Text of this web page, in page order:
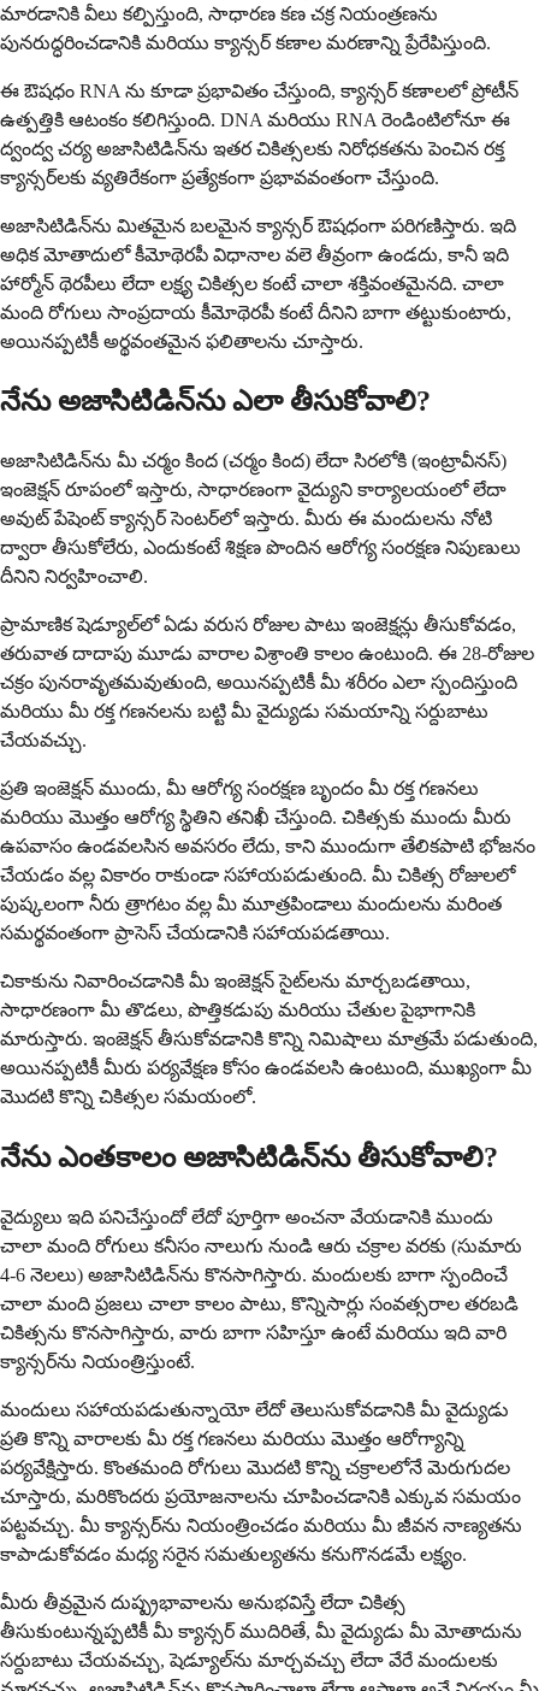
మారడానికి వీలు కల్పిస్తుంది, సాధారణ కణ చక్ర నియంత్రణను
పునరుద్ధరించడానికి మరియు క్యాన్సర్ కణాల మరణాన్ని ప్రేరేపిస్తుంది.
ఈ ఔషధం RNA ను కూడా ప్రభావితం చేస్తుంది, క్యాన్సర్ కణాలలో ప్రోటీన్
ఉత్పత్తికి ఆటంకం కలిగిస్తుంది. DNA మరియు RNA రెండింటిలోనూ ఈ
ద్వంద్వ చర్య అజాసిటిడిన్‌ను ఇతర చికిత్సలకు నిరోధకతను పెంచిన రక్త
క్యాన్సర్‌లకు వ్యతిరేకంగా ప్రత్యేకంగా ప్రభావవంతంగా చేస్తుంది.
అజాసిటిడిన్‌ను మితమైన బలమైన క్యాన్సర్ ఔషధంగా పరిగణిస్తారు. ఇది
అధిక మోతాదులో కీమోథెరపీ విధానాల వలె తీవ్రంగా ఉండదు, కానీ ఇది
హార్మోన్ థెరపీలు లేదా లక్ష్య చికిత్సల కంటే చాలా శక్తివంతమైనది. చాలా
మంది రోగులు సాంప్రదాయ కీమోథెరపీ కంటే దీనిని బాగా తట్టుకుంటారు,
అయినప్పటికీ అర్థవంతమైన ఫలితాలను చూస్తారు.
నేను అజాసిటిడిన్‌ను ఎలా తీసుకోవాలి?
అజాసిటిడిన్‌ను మీ చర్మం కింద (చర్మం కింద) లేదా సిరలోకి (ఇంట్రావీనస్)
ఇంజెక్షన్ రూపంలో ఇస్తారు, సాధారణంగా వైద్యుని కార్యాలయంలో లేదా
అవుట్ పేషెంట్ క్యాన్సర్ సెంటర్‌లో ఇస్తారు. మీరు ఈ మందులను నోటి
ద్వారా తీసుకోలేరు, ఎందుకంటే శిక్షణ పొందిన ఆరోగ్య సంరక్షణ నిపుణులు
దీనిని నిర్వహించాలి.
ప్రామాణిక షెడ్యూల్‌లో ఏడు వరుస రోజుల పాటు ఇంజెక్షన్లు తీసుకోవడం,
తరువాత దాదాపు మూడు వారాల విశ్రాంతి కాలం ఉంటుంది. ఈ 28-రోజుల
చక్రం పునరావృతమవుతుంది, అయినప్పటికీ మీ శరీరం ఎలా స్పందిస్తుంది
మరియు మీ రక్త గణనలను బట్టి మీ వైద్యుడు సమయాన్ని సర్దుబాటు
చేయవచ్చు.
ప్రతి ఇంజెక్షన్ ముందు, మీ ఆరోగ్య సంరక్షణ బృందం మీ రక్త గణనలు
మరియు మొత్తం ఆరోగ్య స్థితిని తనిఖీ చేస్తుంది. చికిత్సకు ముందు మీరు
ఉపవాసం ఉండవలసిన అవసరం లేదు, కాని ముందుగా తేలికపాటి భోజనం
చేయడం వల్ల వికారం రాకుండా సహాయపడుతుంది. మీ చికిత్స రోజులలో
పుష్కలంగా నీరు త్రాగటం వల్ల మీ మూత్రపిండాలు మందులను మరింత
సమర్థవంతంగా ప్రాసెస్ చేయడానికి సహాయపడతాయి.
చికాకును నివారించడానికి మీ ఇంజెక్షన్ సైట్‌లను మార్చబడతాయి,
సాధారణంగా మీ తొడలు, పొత్తికడుపు మరియు చేతుల పైభాగానికి
మారుస్తారు. ఇంజెక్షన్ తీసుకోవడానికి కొన్ని నిమిషాలు మాత్రమే పడుతుంది,
అయినప్పటికీ మీరు పర్యవేక్షణ కోసం ఉండవలసి ఉంటుంది, ముఖ్యంగా మీ
మొదటి కొన్ని చికిత్సల సమయంలో.
నేను ఎంతకాలం అజాసిటిడిన్‌ను తీసుకోవాలి?
వైద్యులు ఇది పనిచేస్తుందో లేదో పూర్తిగా అంచనా వేయడానికి ముందు
చాలా మంది రోగులు కనీసం నాలుగు నుండి ఆరు చక్రాల వరకు (సుమారు
4-6 నెలలు) అజాసిటిడిన్‌ను కొనసాగిస్తారు. మందులకు బాగా స్పందించే
చాలా మంది ప్రజలు చాలా కాలం పాటు, కొన్నిసార్లు సంవత్సరాల తరబడి
చికిత్సను కొనసాగిస్తారు, వారు బాగా సహిస్తూ ఉంటే మరియు ఇది వారి
క్యాన్సర్‌ను నియంత్రిస్తుంటే.
మందులు సహాయపడుతున్నాయో లేదో తెలుసుకోవడానికి మీ వైద్యుడు
ప్రతి కొన్ని వారాలకు మీ రక్త గణనలు మరియు మొత్తం ఆరోగ్యాన్ని
పర్యవేక్షిస్తారు. కొంతమంది రోగులు మొదటి కొన్ని చక్రాలలోనే మెరుగుదల
చూస్తారు, మరికొందరు ప్రయోజనాలను చూపించడానికి ఎక్కువ సమయం
పట్టవచ్చు. మీ క్యాన్సర్‌ను నియంత్రించడం మరియు మీ జీవన నాణ్యతను
కాపాడుకోవడం మధ్య సరైన సమతుల్యతను కనుగొనడమే లక్ష్యం.
మీరు తీవ్రమైన దుష్ప్రభావాలను అనుభవిస్తే లేదా చికిత్స
తీసుకుంటున్నప్పటికీ మీ క్యాన్సర్ ముదిరితే, మీ వైద్యుడు మీ మోతాదును
సర్దుబాటు చేయవచ్చు, షెడ్యూల్‌ను మార్చవచ్చు లేదా వేరే మందులకు